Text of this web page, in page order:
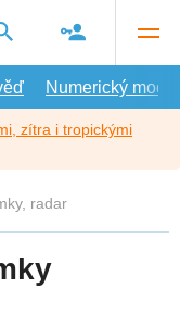
Numerický model
zítra i tropickými
radar